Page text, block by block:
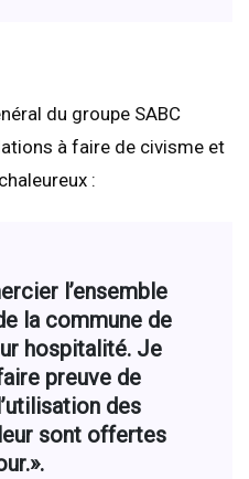
du groupe SABC
à faire de civisme et
:
l’ensemble
la commune de
hospitalité. Je
preuve de
des
sont offertes